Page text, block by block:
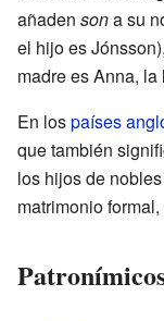
añaden sona su
el hijo es
madre es Anna,
En lospaíses
que también
los hijos de
matrimonio